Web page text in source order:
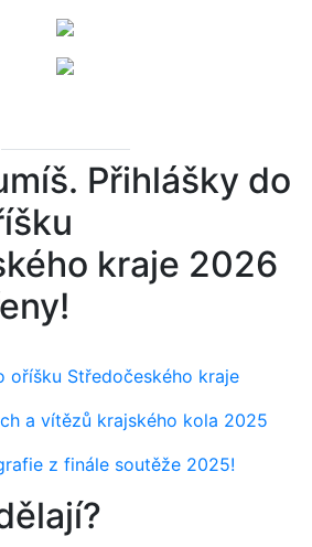
Přihlášky do
kraje 2026
oříšku Středočeského kraje
a vítězů krajského kola 2025
z finále soutěže 2025!